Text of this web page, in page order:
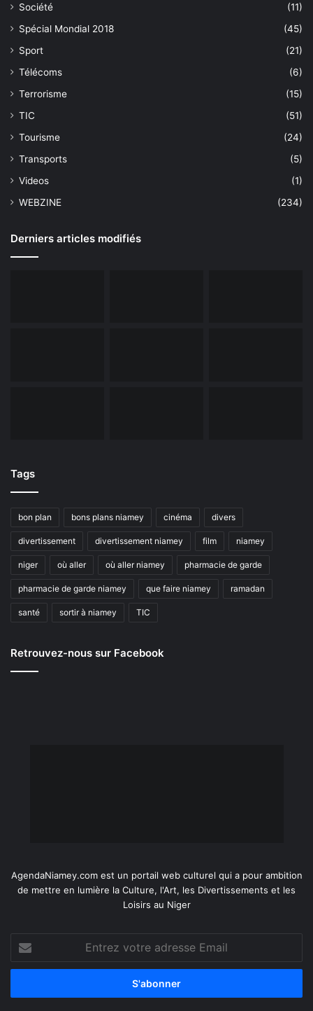
Société
(11)
Spécial Mondial 2018
(45)
Sport
(21)
Télécoms
(6)
Terrorisme
(15)
TIC
(51)
Tourisme
(24)
Transports
(5)
Videos
(1)
WEBZINE
(234)
Derniers articles modifiés
Tags
bon plan bons plans niamey cinéma divers
divertissement divertissement niamey film niamey
niger où aller où aller niamey pharmacie de garde
pharmacie de garde niamey que faire niamey ramadan
santé sortir à niamey TIC
Retrouvez-nous sur Facebook
AgendaNiamey.com est un portail web culturel qui a pour ambition
de mettre en lumière la Culture, l'Art, les Divertissements et les
Loisirs au Niger
Entrez
votre
adresse